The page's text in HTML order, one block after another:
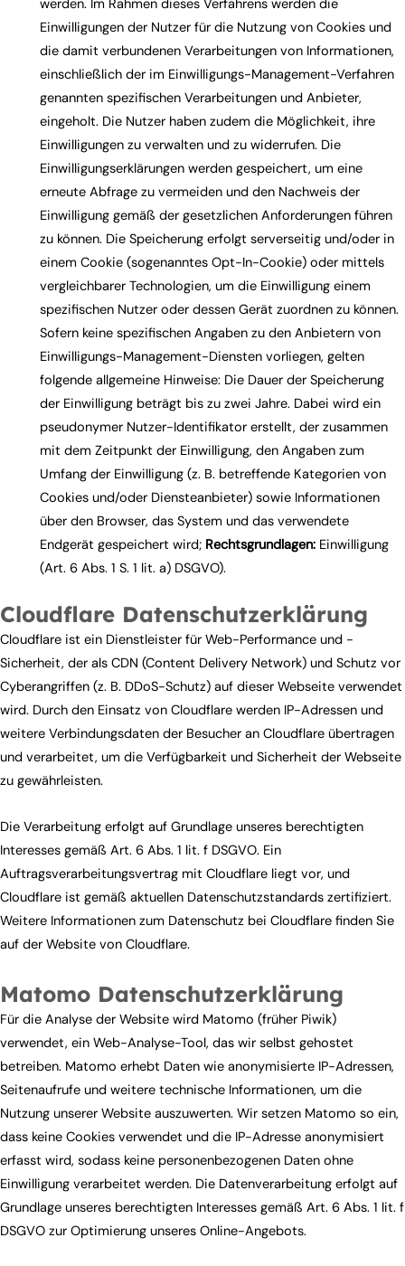
werden. Im Rahmen dieses Verfahrens werden die
Einwilligungen der Nutzer für die Nutzung von Cookies und
die damit verbundenen Verarbeitungen von Informationen,
einschließlich der im Einwilligungs-Management-Verfahren
genannten spezifischen Verarbeitungen und Anbieter,
eingeholt. Die Nutzer haben zudem die Möglichkeit, ihre
Einwilligungen zu verwalten und zu widerrufen. Die
Einwilligungserklärungen werden gespeichert, um eine
erneute Abfrage zu vermeiden und den Nachweis der
Einwilligung gemäß der gesetzlichen Anforderungen führen
zu können. Die Speicherung erfolgt serverseitig und/oder in
einem Cookie (sogenanntes Opt-In-Cookie) oder mittels
vergleichbarer Technologien, um die Einwilligung einem
spezifischen Nutzer oder dessen Gerät zuordnen zu können.
Sofern keine spezifischen Angaben zu den Anbietern von
Einwilligungs-Management-Diensten vorliegen, gelten
folgende allgemeine Hinweise: Die Dauer der Speicherung
der Einwilligung beträgt bis zu zwei Jahre. Dabei wird ein
pseudonymer Nutzer-Identifikator erstellt, der zusammen
mit dem Zeitpunkt der Einwilligung, den Angaben zum
Umfang der Einwilligung (z. B. betreffende Kategorien von
Cookies und/oder Diensteanbieter) sowie Informationen
über den Browser, das System und das verwendete
Endgerät gespeichert wird; Rechtsgrundlagen:Einwilligung
(Art. 6 Abs. 1 S. 1 lit. a) DSGVO).
Cloudflare Datenschutzerklärung
Cloudflare ist ein Dienstleister für Web-Performance und -
Sicherheit, der als CDN (Content Delivery Network) und Schutz vor
Cyberangriffen (z. B. DDoS-Schutz) auf dieser Webseite verwendet
wird. Durch den Einsatz von Cloudflare werden IP-Adressen und
weitere Verbindungsdaten der Besucher an Cloudflare übertragen
und verarbeitet, um die Verfügbarkeit und Sicherheit der Webseite
zu gewährleisten.
Die Verarbeitung erfolgt auf Grundlage unseres berechtigten
Interesses gemäß Art. 6 Abs. 1 lit. f DSGVO. Ein
Auftragsverarbeitungsvertrag mit Cloudflare liegt vor, und
Cloudflare ist gemäß aktuellen Datenschutzstandards zertifiziert.
Weitere Informationen zum Datenschutz bei Cloudflare finden Sie
auf der Website von Cloudflare.
Matomo Datenschutzerklärung
Für die Analyse der Website wird Matomo (früher Piwik)
verwendet, ein Web-Analyse-Tool, das wir selbst gehostet
betreiben. Matomo erhebt Daten wie anonymisierte IP-Adressen,
Seitenaufrufe und weitere technische Informationen, um die
Nutzung unserer Website auszuwerten. Wir setzen Matomo so ein,
dass keine Cookies verwendet und die IP-Adresse anonymisiert
erfasst wird, sodass keine personenbezogenen Daten ohne
Einwilligung verarbeitet werden. Die Datenverarbeitung erfolgt auf
Grundlage unseres berechtigten Interesses gemäß Art. 6 Abs. 1 lit. f
DSGVO zur Optimierung unseres Online-Angebots.